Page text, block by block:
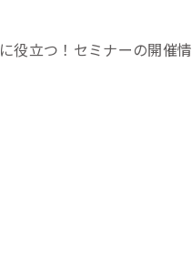
役立つ！セミナーの開催情